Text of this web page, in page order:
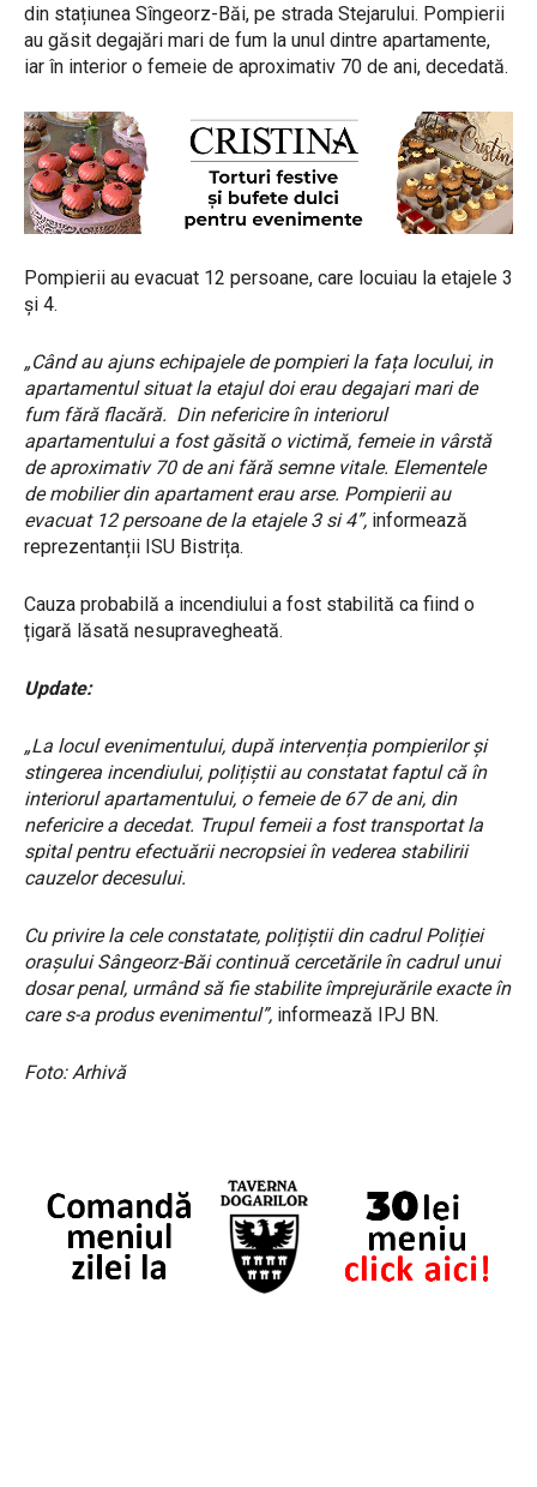
din stațiunea Sîngeorz-Băi, pe strada Stejarului. Pompierii
au găsit degajări mari de fum la unul dintre apartamente,
iar în interior o femeie de aproximativ 70 de ani, decedată.
Pompierii au evacuat 12 persoane, care locuiau la etajele 3
și 4.
„Când au ajuns echipajele de pompieri la fața locului, in
apartamentul situat la etajul doi erau degajari mari de
fum fără flacără. Din nefericire în interiorul
apartamentului a fost găsită o victimă, femeie in vârstă
de aproximativ 70 de ani fără semne vitale. Elementele
de mobilier din apartament erau arse. Pompierii au
evacuat 12 persoane de la etajele 3 si 4”, informează
reprezentanții ISU Bistrița.
Cauza probabilă a incendiului a fost stabilită ca fiind o
țigară lăsată nesupravegheată.
Update:
„La locul evenimentului, după intervenția pompierilor și
stingerea incendiului, polițiștii au constatat faptul că în
interiorul apartamentului, o femeie de 67 de ani, din
nefericire a decedat. Trupul femeii a fost transportat la
spital pentru efectuării necropsiei în vederea stabilirii
cauzelor decesului.
Cu privire la cele constatate, polițiștii din cadrul Poliției
orașului Sângeorz-Băi continuă cercetările în cadrul unui
dosar penal, urmând să fie stabilite împrejurările exacte în
care s-a produs evenimentul”, informează IPJ BN.
Foto: Arhivă